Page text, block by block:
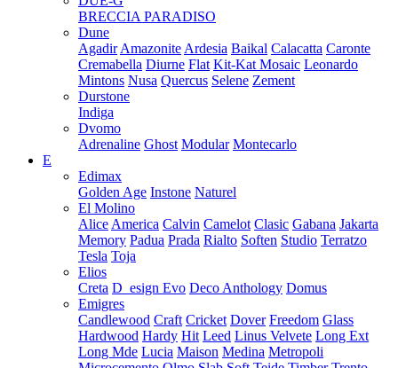
BRECCIA PARADISO
Dune
Agadir Amazonite Ardesia Baikal Calacatta Caronte
Cremabella Diurne Flat Kit-Kat Mosaic Leonardo
Mintons Nusa Quercus Selene Zement
Durstone
Indiga
Dvomo
Adrenaline Ghost Modular Montecarlo
E
Edimax
Golden Age Instone Naturel
El Molino
Alice America Calvin Camelot Clasic Gabana Jakarta
Memory Padua Prada Rialto Soften Studio Terratzo
Tesla Toja
Elios
Creta D_esign Evo Deco Anthology Domus
Emigres
Candlewood Craft Cricket Dover Freedom Glass
Hardwood Hardy Hit Leed Linus Velvete Long Ext
Long Mde Lucia Maison Medina Metropoli